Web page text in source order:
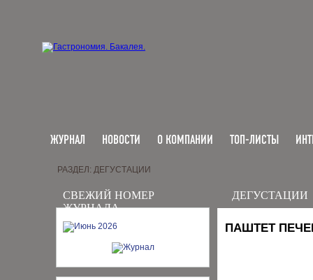
ЖУРНАЛ НОВОСТИ О КОМПАНИИ ТОП-ЛИСТЫ
СВЕЖИЙ НОМЕР
ЖУРНАЛА
РАЗДЕЛ: ДЕГУСТАЦИИ
ДЕГУСТАЦИИ
ПАШТЕТ